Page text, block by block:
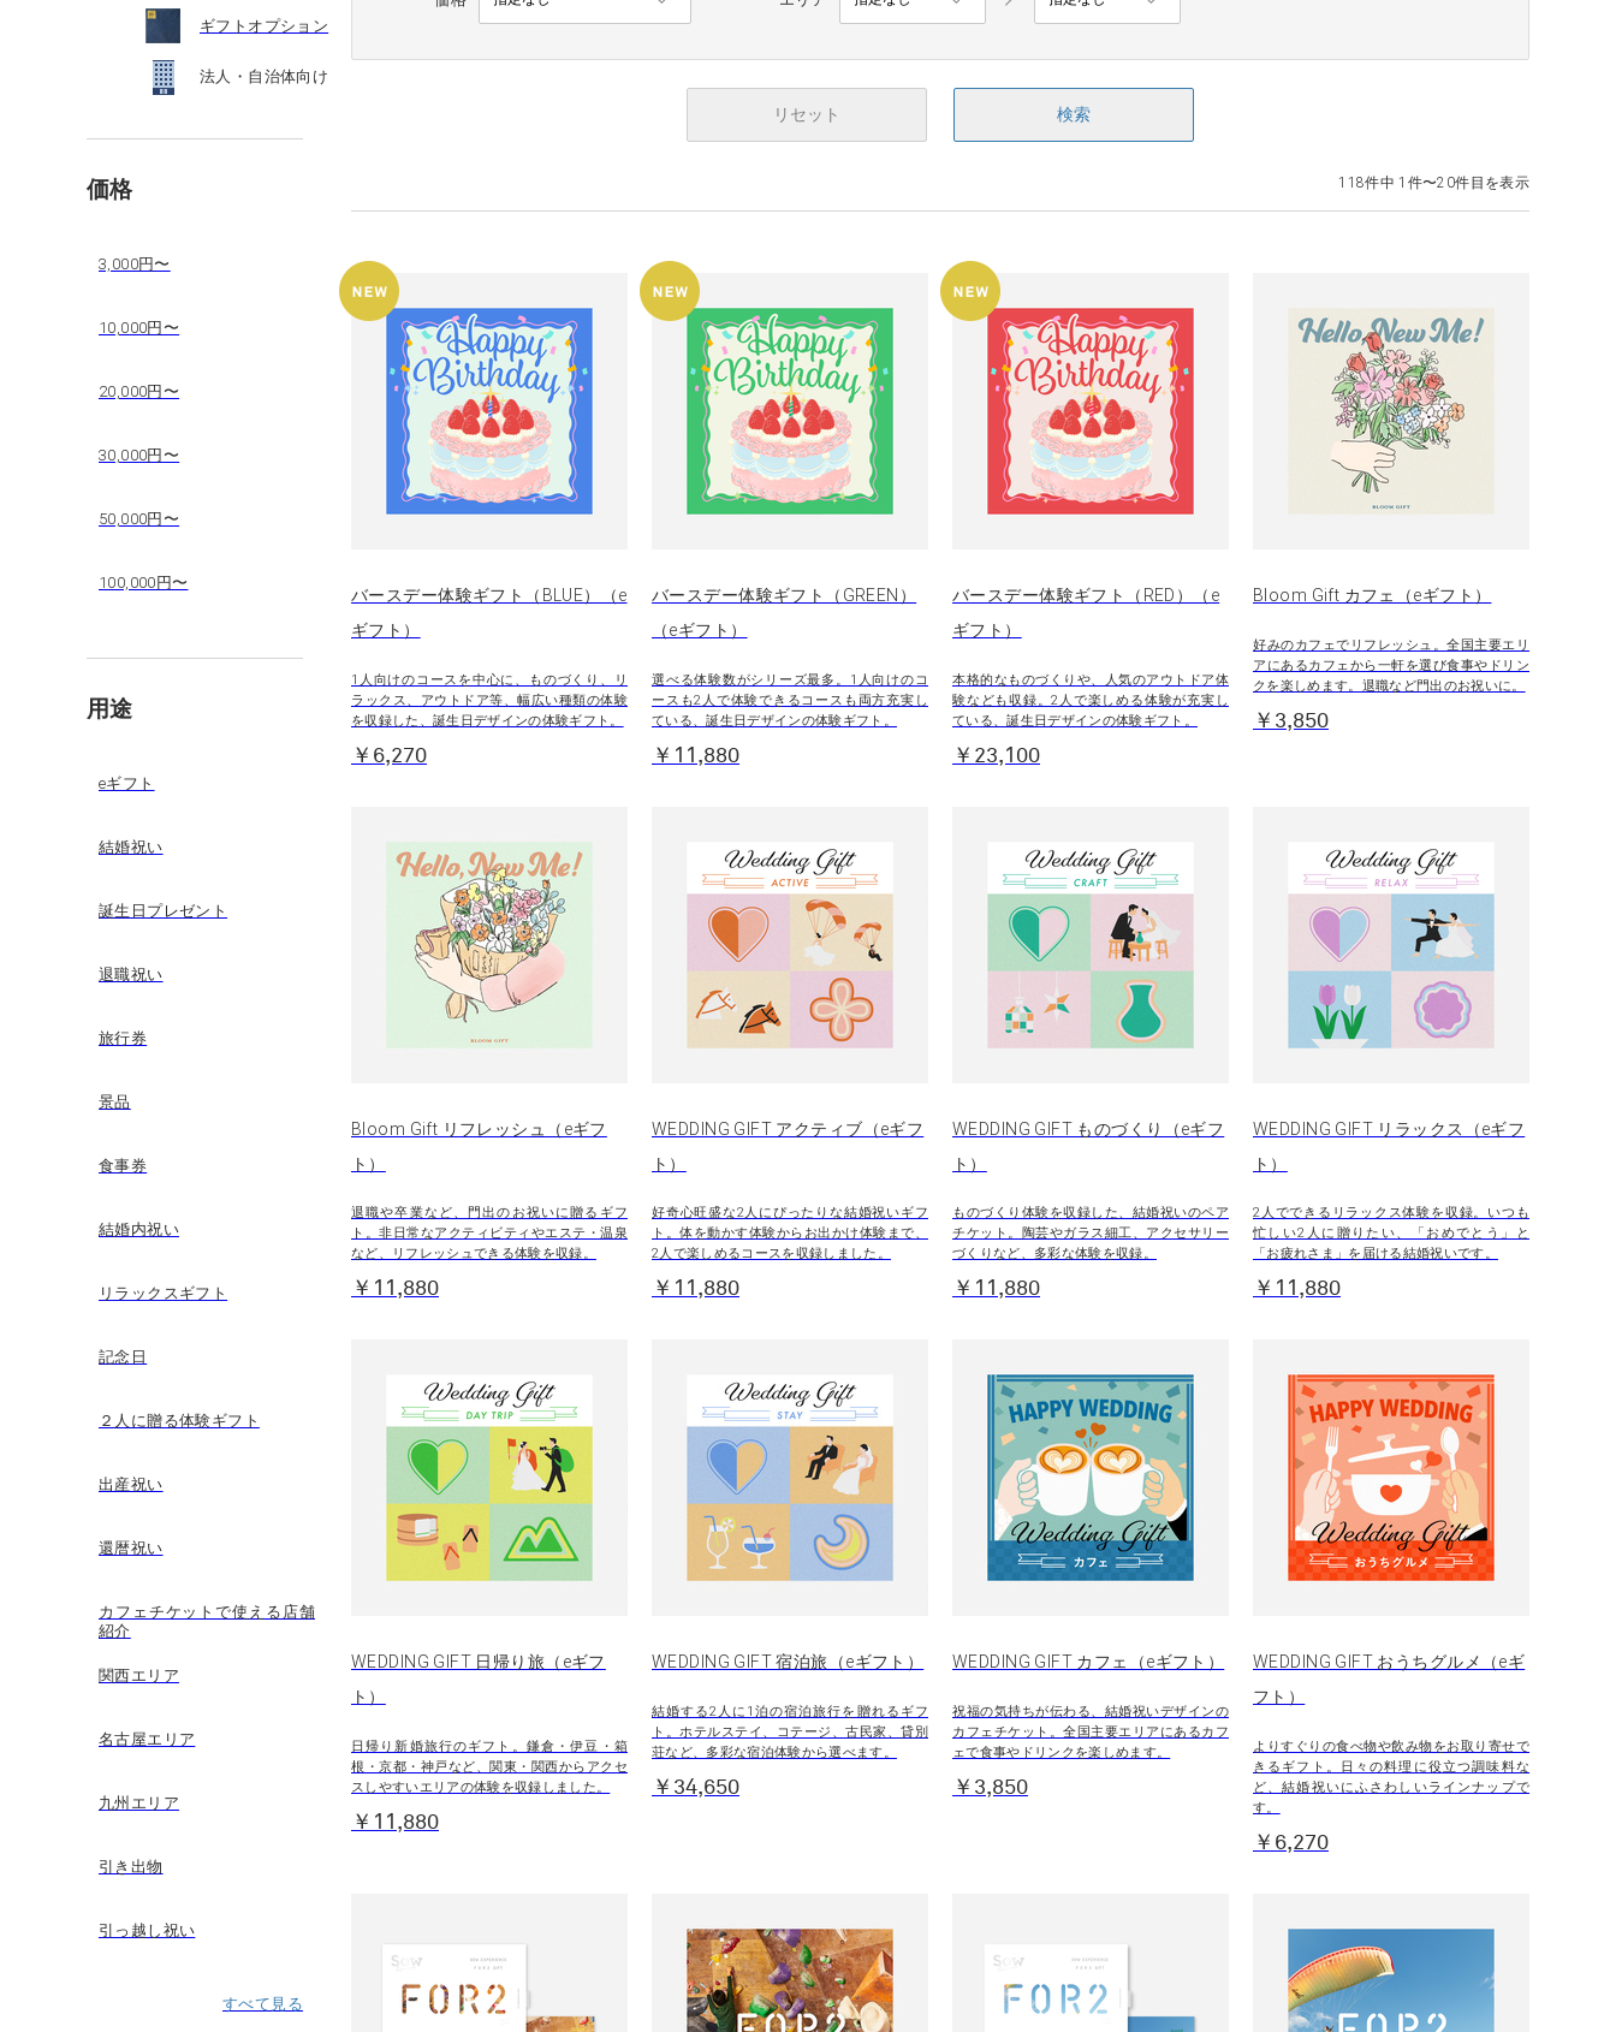
ギフトオプション
法人・自治体向け
価格
3,000円〜
10,000円〜
20,000円〜
30,000円〜
50,000円〜
100,000円〜
用途
eギフト
結婚祝い
誕生日プレゼント
退職祝い
旅行券
景品
食事券
結婚内祝い
リラックスギフト
記念日
２人に贈る体験ギフト
出産祝い
還暦祝い
カフェチケットで使える店舗
紹介
関西エリア
名古屋エリア
九州エリア
引き出物
引っ越し祝い
すべて見る
リセット 検索
118件中 1件〜20件目を表示
バースデー体験ギフト（BLUE）（e
ギフト）
1人向けのコースを中心に、ものづくり、リ
ラックス、アウトドア等、幅広い種類の体験
を収録した、誕生日デザインの体験ギフト。
￥6,270
バースデー体験ギフト（GREEN）
（eギフト）
選べる体験数がシリーズ最多。1人向けのコ
ースも2人で体験できるコースも両方充実し
ている、誕生日デザインの体験ギフト。
￥11,880
バースデー体験ギフト（RED）（e
ギフト）
本格的なものづくりや、人気のアウトドア体
験なども収録。2人で楽しめる体験が充実し
ている、誕生日デザインの体験ギフト。
￥23,100
Bloom Gift カフェ（eギフト）
好みのカフェでリフレッシュ。全国主要エリ
アにあるカフェから一軒を選び食事やドリン
クを楽しめます。退職など門出のお祝いに。
￥3,850
Bloom Gift リフレッシュ（eギフ
ト）
退職や卒業など、門出のお祝いに贈るギフ
ト。非日常なアクティビティやエステ・温泉
など、リフレッシュできる体験を収録。
￥11,880
WEDDING GIFT アクティブ（eギフ
ト）
好奇心旺盛な2人にぴったりな結婚祝いギフ
ト。体を動かす体験からお出かけ体験まで、
2人で楽しめるコースを収録しました。
￥11,880
WEDDING GIFT ものづくり（eギフ
ト）
ものづくり体験を収録した、結婚祝いのペア
チケット。陶芸やガラス細工、アクセサリー
づくりなど、多彩な体験を収録。
￥11,880
WEDDING GIFT リラックス（eギフ
ト）
2人でできるリラックス体験を収録。いつも
忙しい2人に贈りたい、「おめでとう」と
「お疲れさま」を届ける結婚祝いです。
￥11,880
WEDDING GIFT 日帰り旅（eギフ
ト）
日帰り新婚旅行のギフト。鎌倉・伊豆・箱
根・京都・神戸など、関東・関西からアクセ
スしやすいエリアの体験を収録しました。
￥11,880
WEDDING GIFT 宿泊旅（eギフト）
結婚する2人に1泊の宿泊旅行を贈れるギフ
ト。ホテルステイ、コテージ、古民家、貸別
荘など、多彩な宿泊体験から選べます。
￥34,650
WEDDING GIFT カフェ（eギフト）
祝福の気持ちが伝わる、結婚祝いデザインの
カフェチケット。全国主要エリアにあるカフ
ェで食事やドリンクを楽しめます。
￥3,850
WEDDING GIFT おうちグルメ（eギ
フト）
よりすぐりの食べ物や飲み物をお取り寄せで
きるギフト。日々の料理に役立つ調味料な
ど、結婚祝いにふさわしいラインナップで
す。
￥6,270